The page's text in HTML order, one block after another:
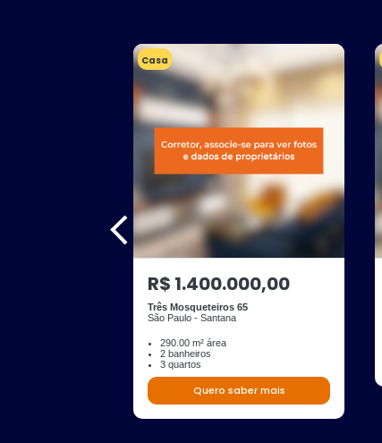
Casa
R$ 1.400.000,00
Três Mosqueteiros 65
São Paulo - Santana
290.00 m² área
2 banheiros
3 quartos
Quero saber mais